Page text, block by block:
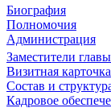
Биография
Полномочия
Администрация
Заместители
Визитная карточка
Состав и
Кадровое